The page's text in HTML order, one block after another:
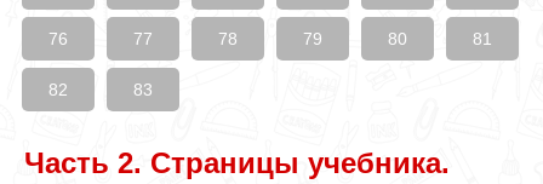
76 77 78 79 80 81
82 83
Часть 2. Страницы учебника.